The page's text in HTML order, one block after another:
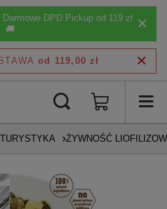
DPD Pickup od 119 zł
🚚
od 119,00 zł
TURYSTYKA ŻYWNOŚĆ